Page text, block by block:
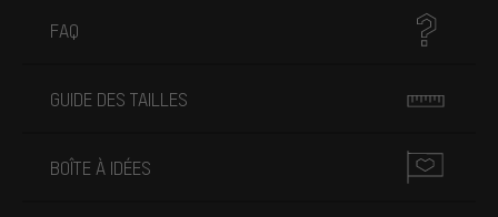
FAQ
GUIDE DES TAILLES
BOÎTE À IDÉES